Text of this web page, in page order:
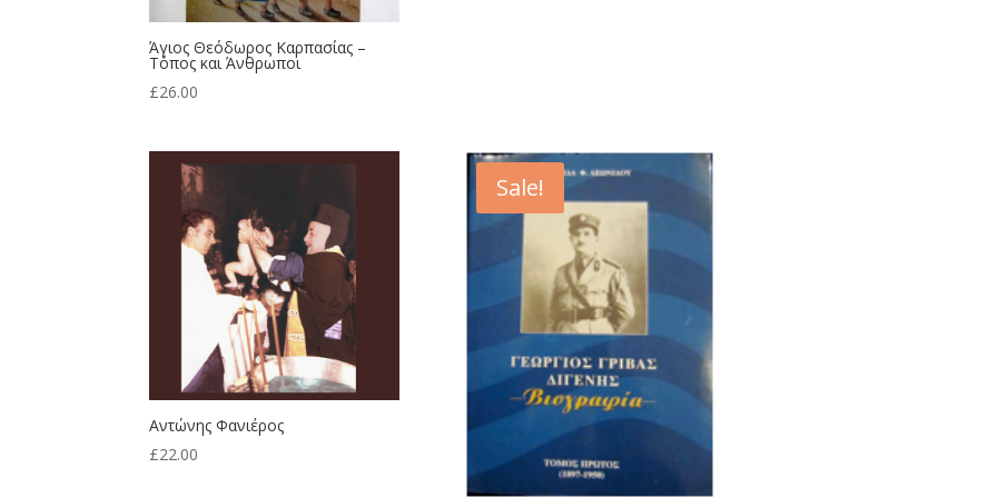
Άγιος Θεόδωρος Καρπασίας –
Τόπος και Άνθρωποι
£26.00
Αντώνης Φανιέρος
£22.00
Sale!